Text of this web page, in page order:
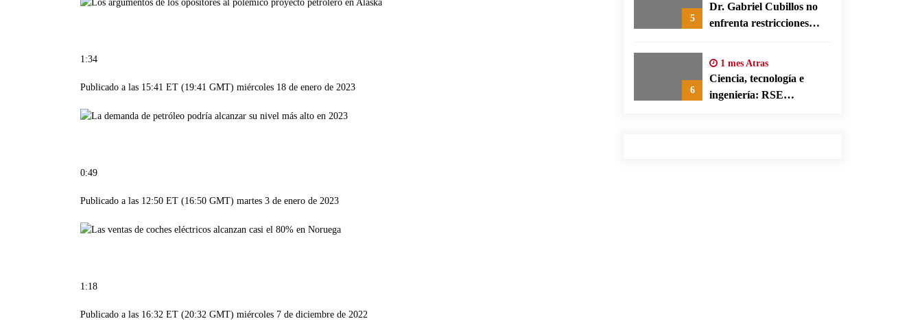
1:34
Publicado a las 15:41 ET (19:41 GMT) miércoles 18 de enero de 2023
0:49
Publicado a las 12:50 ET (16:50 GMT) martes 3 de enero de 2023
1:18
Publicado a las 16:32 ET (20:32 GMT) miércoles 7 de diciembre de 2022
5
Dr. Gabriel Cubillos no
enfrenta restricciones
6
1 mes Atras
Ciencia, tecnología e
ingeniería: RSE